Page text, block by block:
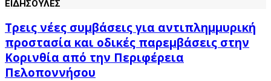
ΕΙΔΗΣΟΥΛΕΣ
Τρεις νέες συμβάσεις για αντιπλημμυρική
προστασία και οδικές παρεμβάσεις στην
Κορινθία από την Περιφέρεια
Πελοποννήσου